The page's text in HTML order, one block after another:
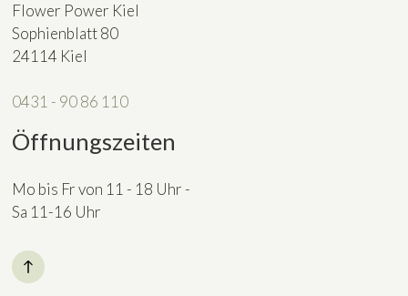
Flower Power Kiel
Sophienblatt 80
24114 Kiel
0431 - 90 86 110
Öffnungszeiten
Mo bis Fr von 11 - 18 Uhr -
Sa 11-16 Uhr